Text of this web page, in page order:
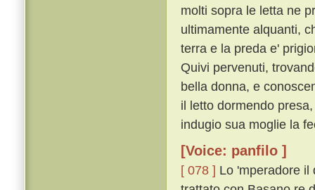
molti sopra le letta ne
ultimamente alquanti,
terra e la preda e'
Quivi pervenuti,
bella donna, e
il letto dormendo
indugio sua moglie la
[Voice: panfilo ]
[ 078 ] Lo 'mperadore il